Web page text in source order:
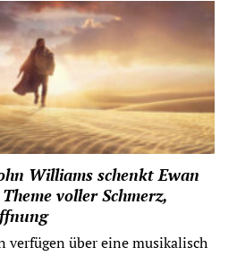
Williams schenkt Ewan
voller Schmerz,
verfügen über eine musikalisch